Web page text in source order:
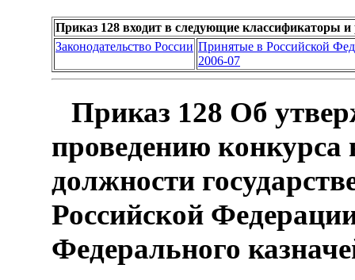
Приказ 128 входит в следующие классификаторы и
Законодательство России Принятые в Российской
2006-07
Приказ 128 Об
проведению конкурса
должности
Российской
Федерального